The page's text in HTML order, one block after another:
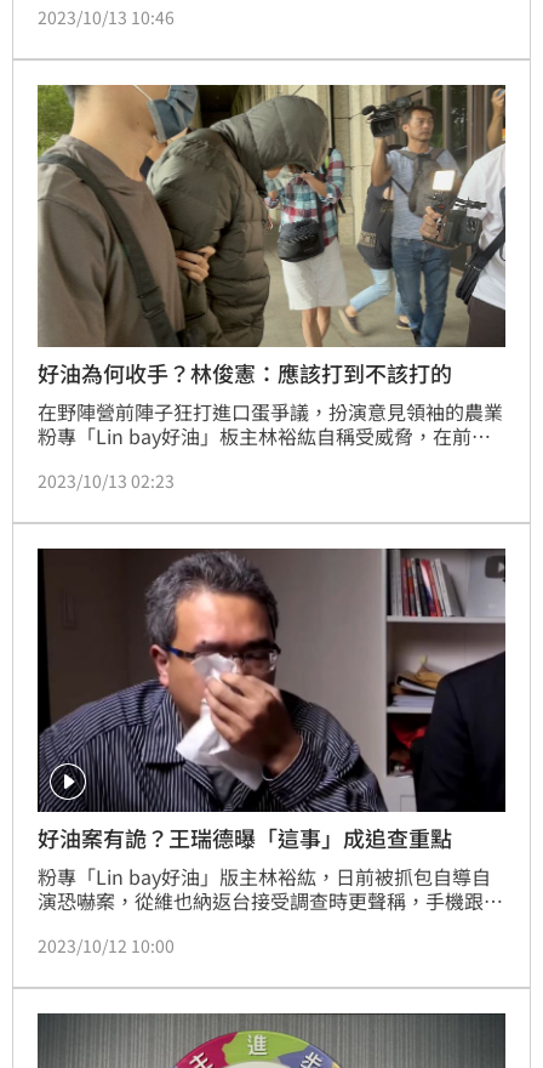
購法辦理，審計部就應速予查明，否則就有包庇護航之
禽產品進口，依採購法之規定，法人以其自有資金辦理
採購，不適用採購法，請該參選人勿以訛傳訛。
2023/10/13 10:46
好油為何收手？林俊憲：應該打到不該打的
在野陣營前陣子狂打進口蛋爭議，扮演意見領袖的農業
粉專「Lin bay好油」板主林裕紘自稱受威脅，在前時
導自演」。民進黨立委林俊憲今（13）天表示，好油為
2023/10/13 02:23
好油案有詭？王瑞德曝「這事」成追查重點
粉專「Lin bay好油」版主林裕紘，日前被抓包自導自
演恐嚇案，從維也納返台接受調查時更聲稱，手機跟筆
對此，資深媒體人王瑞德也在三立節目《驚爆新聞網》
些「被消失」的證物中，是否藏有一些不可告人的資
訊。
2023/10/12 10:00